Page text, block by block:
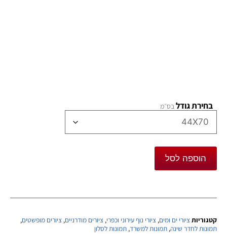
בחירת גודל
הוספה לסל
קטגוריותציורי ים ומים, ציורי נוף עירוני וכפרי, ציורים מודרניים, ציורים מופשטים,
תמונות לחדר שינה, תמונות למשרד, תמונות לסלון